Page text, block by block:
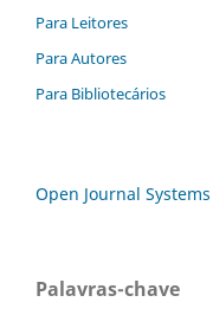
Para Leitores
Para Autores
Para Bibliotecários
Open Journal Systems
Palavras-chave